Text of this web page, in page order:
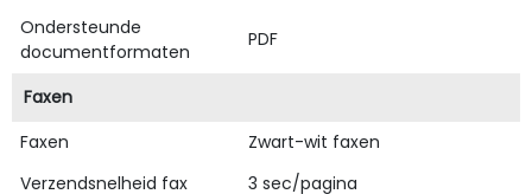
Ondersteunde
documentformaten
PDF
Faxen
Faxen
Zwart-wit faxen
Verzendsnelheid fax
3 sec/pagina